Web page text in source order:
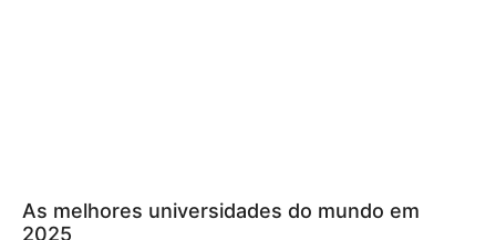
As melhores universidades do mundo em
2025